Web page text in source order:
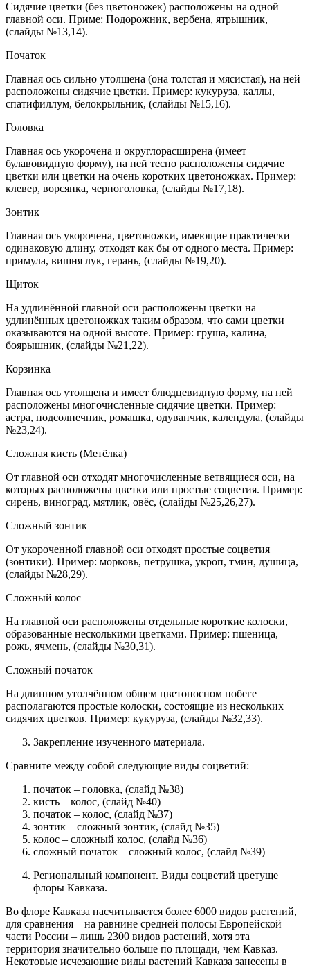
Сидячие цветки (без цветоножек) расположены на одной
главной оси. Приме: Подорожник, вербена, ятрышник,
(слайды №13,14).
Початок
Главная ось сильно утолщена (она толстая и мясистая), на ней
расположены сидячие цветки. Пример: кукуруза, каллы,
спатифиллум, белокрыльник, (слайды №15,16).
Головка
Главная ось укорочена и округлорасширена (имеет
булавовидную форму), на ней тесно расположены сидячие
цветки или цветки на очень коротких цветоножках. Пример:
клевер, ворсянка, черноголовка, (слайды №17,18).
Зонтик
Главная ось укорочена, цветоножки, имеющие практически
одинаковую длину, отходят как бы от одного места. Пример:
примула, вишня лук, герань, (слайды №19,20).
Щиток
На удлинённой главной оси расположены цветки на
удлинённых цветоножках таким образом, что сами цветки
оказываются на одной высоте. Пример: груша, калина,
боярышник, (слайды №21,22).
Корзинка
Главная ось утолщена и имеет блюдцевидную форму, на ней
расположены многочисленные сидячие цветки. Пример:
астра, подсолнечник, ромашка, одуванчик, календула, (слайды
№23,24).
Сложная кисть (Метёлка)
От главной оси отходят многочисленные ветвящиеся оси, на
которых расположены цветки или простые соцветия. Пример:
сирень, виноград, мятлик, овёс, (слайды №25,26,27).
Сложный зонтик
От укороченной главной оси отходят простые соцветия
(зонтики). Пример: морковь, петрушка, укроп, тмин, душица,
(слайды №28,29).
Сложный колос
На главной оси расположены отдельные короткие колоски,
образованные несколькими цветками. Пример: пшеница,
рожь, ячмень, (слайды №30,31).
Сложный початок
На длинном утолчённом общем цветоносном побеге
располагаются простые колоски, состоящие из нескольких
сидячих цветков. Пример: кукуруза, (слайды №32,33).
Закрепление изученного материала.
Сравните между собой следующие виды соцветий:
початок – головка, (слайд №38)
кисть – колос, (слайд №40)
початок – колос, (слайд №37)
зонтик – сложный зонтик, (слайд №35)
колос – сложный колос, (слайд №36)
сложный початок – сложный колос, (слайд №39)
Региональный компонент. Виды соцветий цветуще
флоры Кавказа.
Во флоре Кавказа насчитывается более 6000 видов растений,
для сравнения – на равнине средней полосы Европейской
части России – лишь 2300 видов растений, хотя эта
территория значительно больше по площади, чем Кавказ.
Некоторые исчезающие виды растений Кавказа занесены в